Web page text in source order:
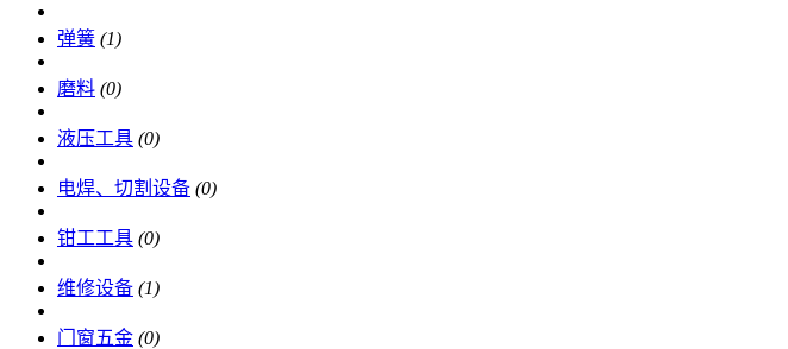
弹簧 (1)
磨料 (0)
液压工具 (0)
电焊、切割设备 (0)
钳工工具 (0)
维修设备 (1)
门窗五金 (0)